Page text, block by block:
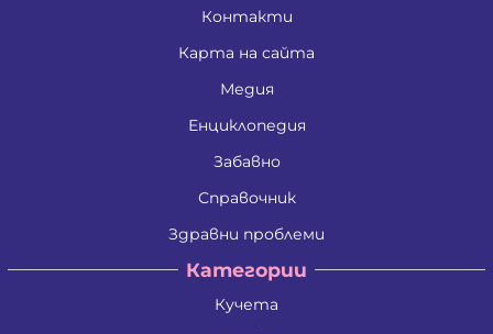
Контакти
Карта на сайта
Медия
Енциклопедия
Забавно
Справочник
Здравни проблеми
Категории
Кучета